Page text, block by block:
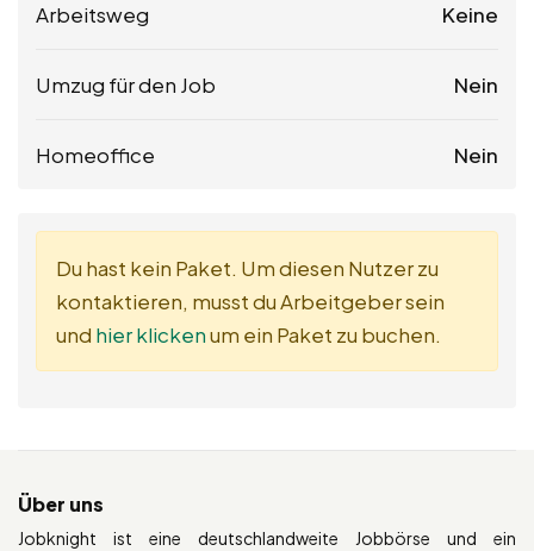
Arbeitsweg Keine
Umzug für den Job Nein
Homeoffice Nein
Du hast kein Paket. Um diesen Nutzer zu
kontaktieren, musst du Arbeitgeber sein
und hier klickenum ein Paket zu buchen.
Über uns
Jobknight ist eine deutschlandweite Jobbörse und ein